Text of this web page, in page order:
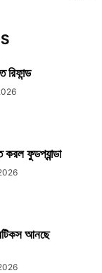
ফুডপ্যান্ডা
আনছে